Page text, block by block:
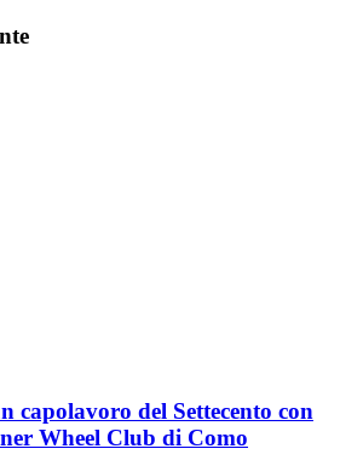
capolavoro del Settecento con
Wheel Club di Como